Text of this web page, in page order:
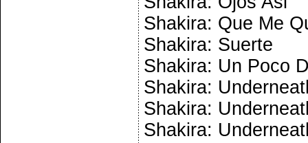
Shakira: Que Me
Shakira: Suerte
Shakira: Un Poco
Shakira:
Shakira:
Shakira: